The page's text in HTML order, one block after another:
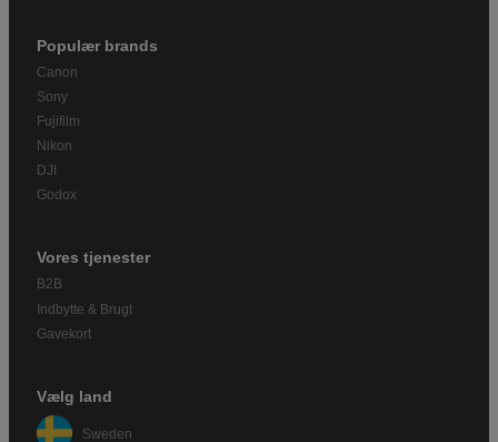
Populær brands
Canon
Sony
Fujifilm
Nikon
DJI
Godox
Vores tjenester
B2B
Indbytte & Brugt
Gavekort
Vælg land
Sweden